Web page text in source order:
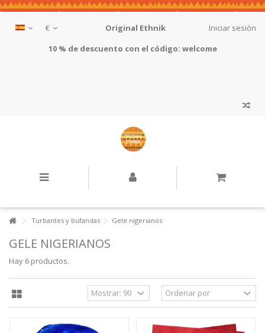
€ Iniciar sesión
Original Ethnik
10 % de descuento con el código: welcome
Turbantes y bufandas Gele nigerianos
GELE NIGERIANOS
Hay 6 productos.